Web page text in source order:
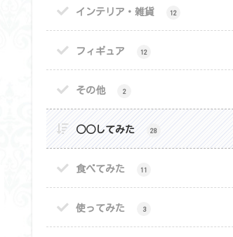
インテリア・雑貨 12
フィギュア 12
その他 2
○○してみた 28
食べてみた 11
使ってみた 3